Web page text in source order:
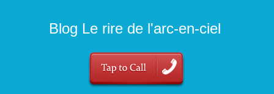
Blog Le rire de l'arc-en-ciel